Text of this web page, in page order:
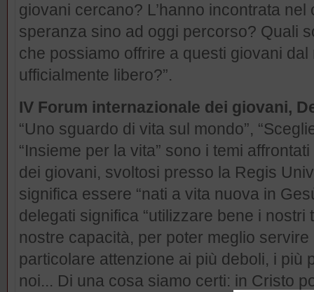
giovani cercano? L’hanno incontrata
speranza sino ad oggi percorso? Quali
che possiamo offrire a questi giovani
ufficialmente libero?”.
IV Forum internazionale dei giovani,
“Uno sguardo di vita sul mondo”,
“Insieme per la vita” sono i temi
dei giovani, svoltosi presso la Regis
significa essere “nati a vita nuova in
delegati significa “utilizzare bene i nostri
nostre capacità, per poter meglio
particolare attenzione ai più deboli, i più
noi... Di una cosa siamo certi: in Cristo